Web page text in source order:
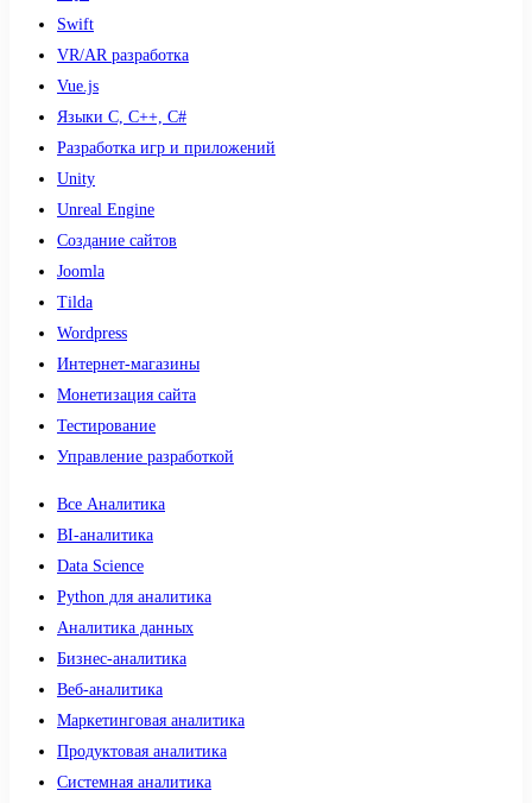
Swift
VR/AR разработка
Vue.js
Языки С, С++, С#
Разработка игр и приложений
Unity
Unreal Engine
Создание сайтов
Joomla
Tilda
Wordpress
Интернет-магазины
Монетизация сайта
Тестирование
Управление разработкой
Все Аналитика
BI-аналитика
Data Science
Python для аналитика
Аналитика данных
Бизнес-аналитика
Веб-аналитика
Маркетинговая аналитика
Продуктовая аналитика
Системная аналитика